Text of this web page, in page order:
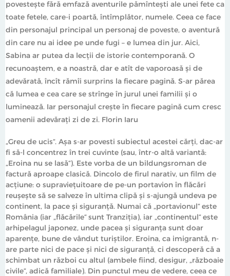
povestește fără emfază aventurile pămîntești ale unei fete ca
toate fetele, care-i poartă, întîmplător, numele. Ceea ce face
din personajul principal un personaj de poveste, o aventură
din care nu ai idee pe unde fugi – e lumea din jur. Aici,
Sabina ar putea da lecții de istorie contemporană. O
recunoaștem, e a noastră, dar e atît de vaporoasă și de
adevărată, încît rămîi surprins la fiecare pagină. S-ar părea
că lumea e cea care se strînge în jurul unei familii și o
luminează. Iar personajul crește în fiecare pagină cum cresc
oamenii adevărați zi de zi. Florin Iaru
„Greu de ucis“. Așa s-ar povesti subiectul acestei cărți, dac-ar
fi să-l concentrez în trei cuvinte (sau, într-o altă variantă:
„Eroina nu se lasă“). Este vorba de un bildungsroman de
factură aproape clasică. Dincolo de firul narativ, un film de
acțiune: o supraviețuitoare de pe-un portavion în flăcări
reușește să se salveze în ultima clipă și s-ajungă undeva pe
continent, la pace și siguranță. Numai că „portavionul“ este
România (iar „flăcările“ sunt Tranziția), iar „continentul“ este
arhipelagul japonez, unde pacea și siguranța sunt doar
aparențe, bune de vândut turiștilor. Eroina, ca imigrantă, n-
are parte nici de pace și nici de siguranță, ci descoperă că a
schimbat un război cu altul (ambele fiind, desigur, „războaie
civile“, adică familiale). Din punctul meu de vedere, ceea ce